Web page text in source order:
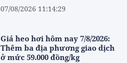
07/08/2026 11:14:29
Giá heo hơi hôm nay 7/8/2026:
Thêm ba địa phương giao dịch
ở mức 59.000 đồng/kg